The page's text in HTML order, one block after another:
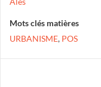
Mots clés matières
URBANISME, POS